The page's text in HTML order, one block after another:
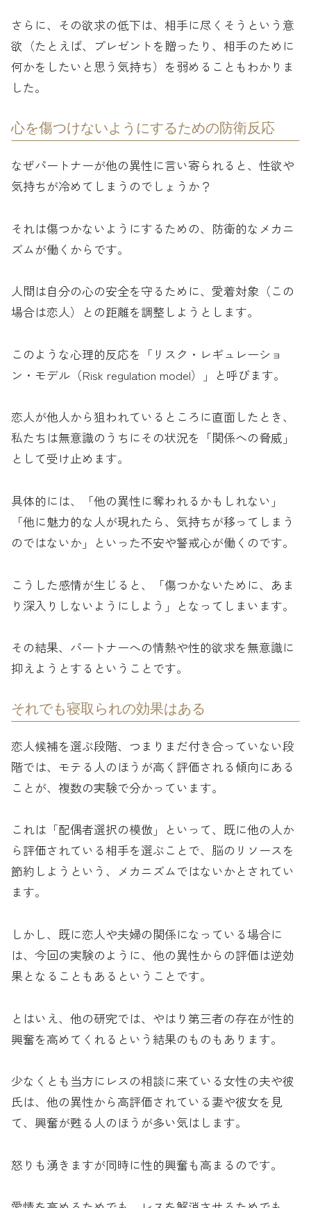
さらに、その欲求の低下は、相手に尽くそうという意
欲（たとえば、プレゼントを贈ったり、相手のために
何かをしたいと思う気持ち）を弱めることもわかりま
した。
心を傷つけないようにするための防衛反応
なぜパートナーが他の異性に言い寄られると、性欲や
気持ちが冷めてしまうのでしょうか？
それは傷つかないようにするための、防衛的なメカニ
ズムが働くからです。
人間は自分の心の安全を守るために、愛着対象（この
場合は恋人）との距離を調整しようとします。
このような心理的反応を「リスク・レギュレーショ
ン・モデル（Risk regulation model）」と呼びます。
恋人が他人から狙われているところに直面したとき、
私たちは無意識のうちにその状況を「関係への脅威」
として受け止めます。
具体的には、「他の異性に奪われるかもしれない」
「他に魅力的な人が現れたら、気持ちが移ってしまう
のではないか」といった不安や警戒心が働くのです。
こうした感情が生じると、「傷つかないために、あま
り深入りしないようにしよう」となってしまいます。
その結果、パートナーへの情熱や性的欲求を無意識に
抑えようとするということです。
それでも寝取られの効果はある
恋人候補を選ぶ段階、つまりまだ付き合っていない段
階では、モテる人のほうが高く評価される傾向にある
ことが、複数の実験で分かっています。
これは「配偶者選択の模倣」といって、既に他の人か
ら評価されている相手を選ぶことで、脳のリソースを
節約しようという、メカニズムではないかとされてい
ます。
しかし、既に恋人や夫婦の関係になっている場合に
は、今回の実験のように、他の異性からの評価は逆効
果となることもあるということです。
とはいえ、他の研究では、やはり第三者の存在が性的
興奮を高めてくれるという結果のものもあります。
少なくとも当方にレスの相談に来ている女性の夫や彼
氏は、他の異性から高評価されている妻や彼女を見
て、興奮が甦る人のほうが多い気はします。
怒りも湧きますが同時に性的興奮も高まるのです。